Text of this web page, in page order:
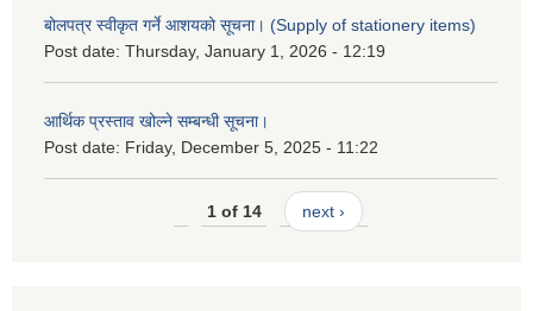
बोलपत्र स्वीकृत गर्ने आशयको सूचना। (Supply of stationery items)
Post date: Thursday, January 1, 2026 - 12:19
आर्थिक प्रस्ताव खोल्ने सम्बन्धी सूचना।
Post date: Friday, December 5, 2025 - 11:22
1 of 14 next ›